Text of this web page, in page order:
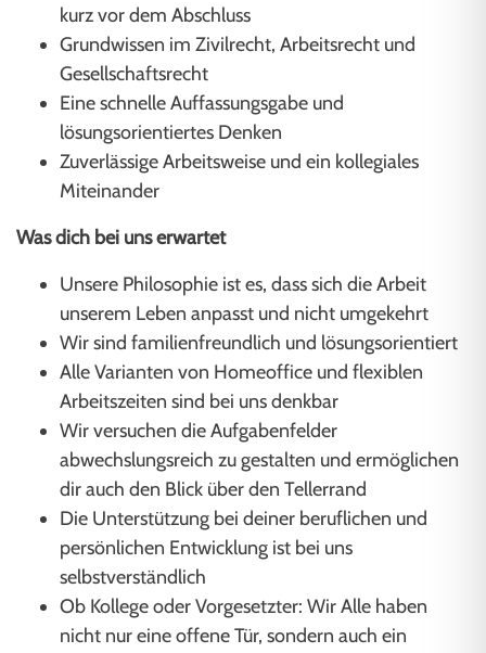
kurz vor dem Abschluss
Grundwissen im Zivilrecht, Arbeitsrecht und
Gesellschaftsrecht
Eine schnelle Auffassungsgabe und
lösungsorientiertes Denken
Zuverlässige Arbeitsweise und ein kollegiales
Miteinander
Was dich bei uns erwartet
Unsere Philosophie ist es, dass sich die Arbeit
unserem Leben anpasst und nicht umgekehrt
Wir sind familienfreundlich und lösungsorientiert
Alle Varianten von Homeoffice und flexiblen
Arbeitszeiten sind bei uns denkbar
Wir versuchen die Aufgabenfelder
abwechslungsreich zu gestalten und ermöglichen
dir auch den Blick über den Tellerrand
Die Unterstützung bei deiner beruflichen und
persönlichen Entwicklung ist bei uns
selbstverständlich
Ob Kollege oder Vorgesetzter: Wir Alle haben
nicht nur eine offene Tür, sondern auch ein